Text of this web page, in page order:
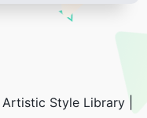
Style Library |